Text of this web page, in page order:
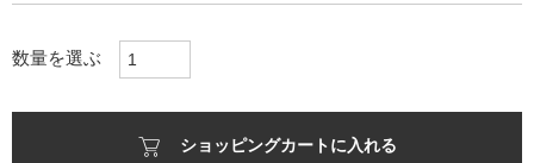
数量を選ぶ
ショッピングカートに入れる